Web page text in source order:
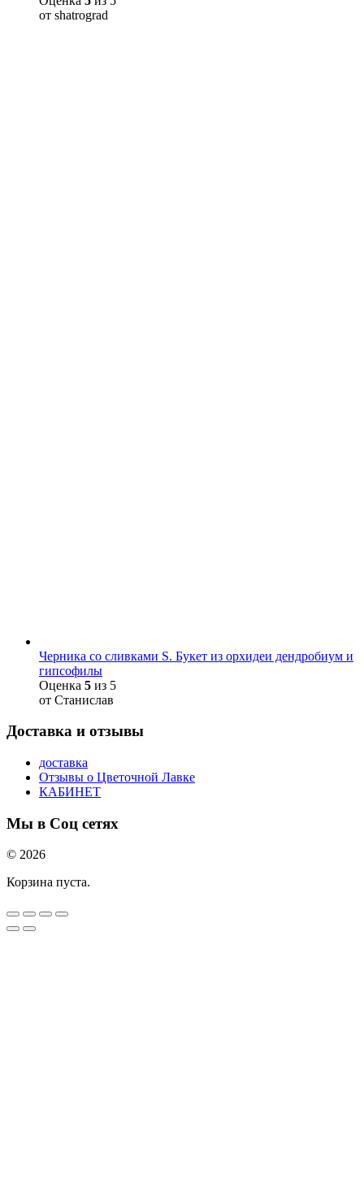
от shatrograd
Черника со сливками S. Букет из орхидеи дендробиум и
гипсофилы
Оценка 5 из 5
от Станислав
Доставка и отзывы
доставка
Отзывы о Цветочной Лавке
КАБИНЕТ
Мы в Соц сетях
© 2026
Корзина пуста.